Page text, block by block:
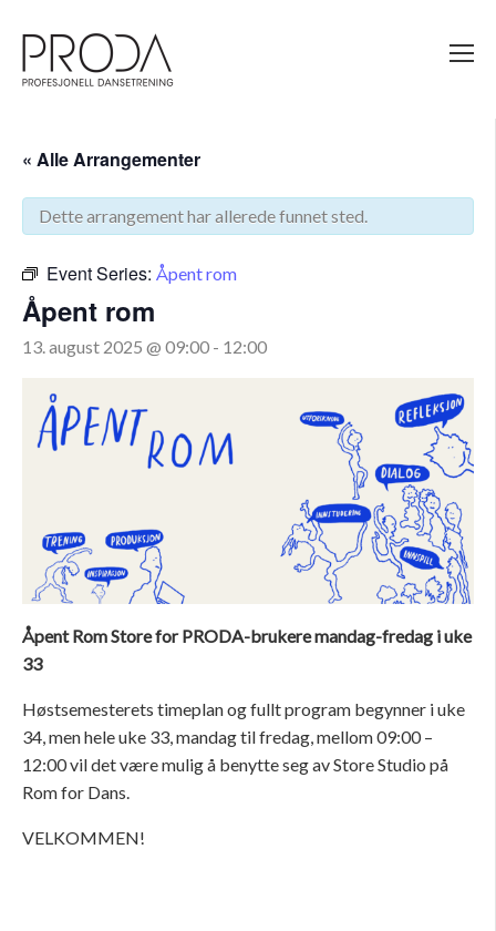
sidens
hovedinnhold
« Alle Arrangementer
Dette arrangement har allerede funnet sted.
Event Series: Åpent rom
Åpent rom
13. august 2025 @ 09:00 - 12:00
Åpent Rom Store for PRODA-brukere mandag-fredag i uke
33
Høstsemesterets timeplan og fullt program begynner i uke
34, men hele uke 33, mandag til fredag, mellom 09:00 –
12:00 vil det være mulig å benytte seg av Store Studio på
Rom for Dans.
VELKOMMEN!